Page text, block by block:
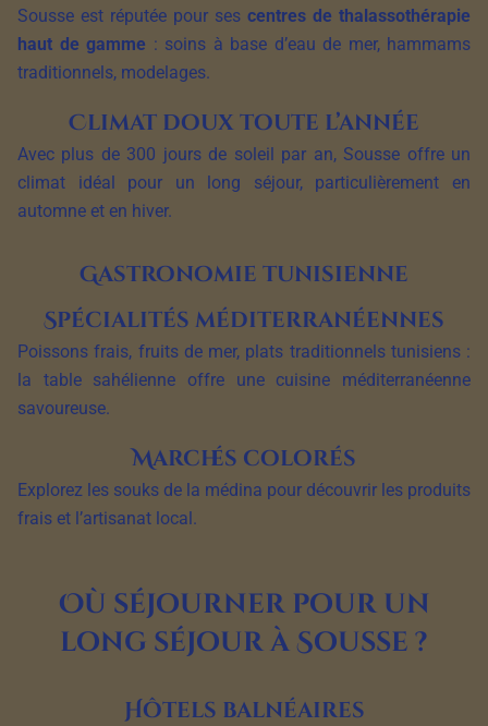
Sousse est réputée pour ses centres de thalassothérapie
haut de gamme : soins à base d’eau de mer, hammams
traditionnels, modelages.
Climat doux toute l’année
Avec plus de 300 jours de soleil par an, Sousse offre un
climat idéal pour un long séjour, particulièrement en
automne et en hiver.
Gastronomie tunisienne
Spécialités méditerranéennes
Poissons frais, fruits de mer, plats traditionnels tunisiens :
la table sahélienne offre une cuisine méditerranéenne
savoureuse.
Marchés colorés
Explorez les souks de la médina pour découvrir les produits
frais et l’artisanat local.
Où séjourner pour un
long séjour à Sousse ?
Hôtels balnéaires